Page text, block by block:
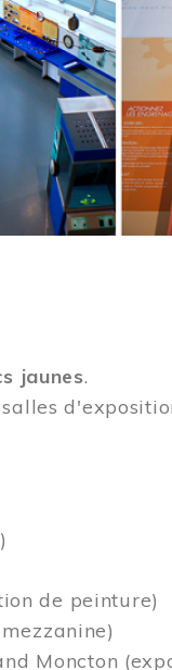
jaunes.
de peinture)
Moncton